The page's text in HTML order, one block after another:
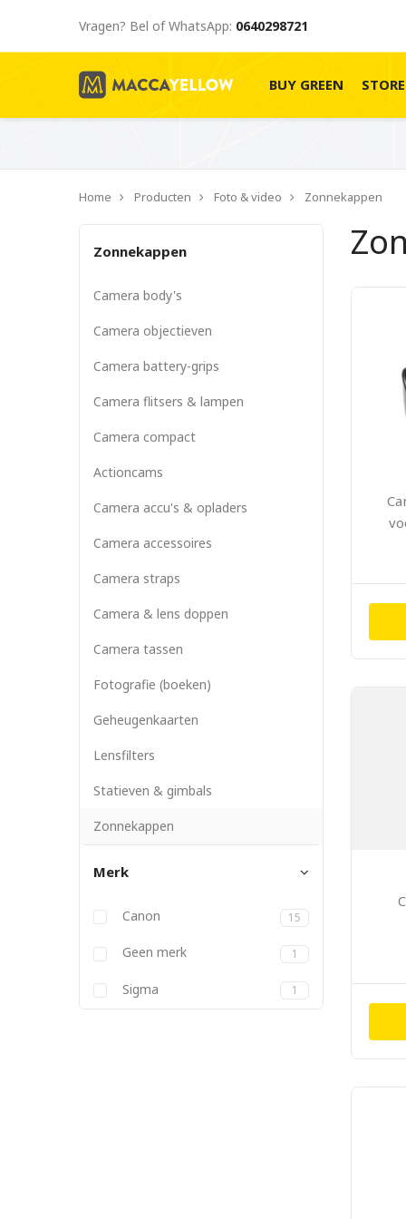
Vragen? Bel of WhatsApp: 0640298721
BUY GREEN
Home Producten Foto & video Zonnekappen
Zonnekappen
Camera body's
Camera objectieven
Camera battery-grips
Camera flitsers & lampen
Camera compact
Actioncams
Camera accu's & opladers
Camera accessoires
Camera straps
Camera & lens doppen
Camera tassen
Fotografie (boeken)
Geheugenkaarten
Lensfilters
Statieven & gimbals
Zonnekappen
Merk
Canon 15
Geen merk 1
Sigma 1